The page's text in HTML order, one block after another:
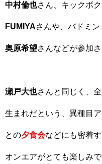
中村倫也さん、キックボ
FUMIYAさんや、バドミ
奥原希望さんなどが参加
瀬戸大也さんと同じく、
生まれだという、異種目
との夕食会などにも密着
オンエアがとても楽しみで